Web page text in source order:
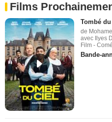
Films
Tombé du
de
avec Ilyes
Film -
Bande-